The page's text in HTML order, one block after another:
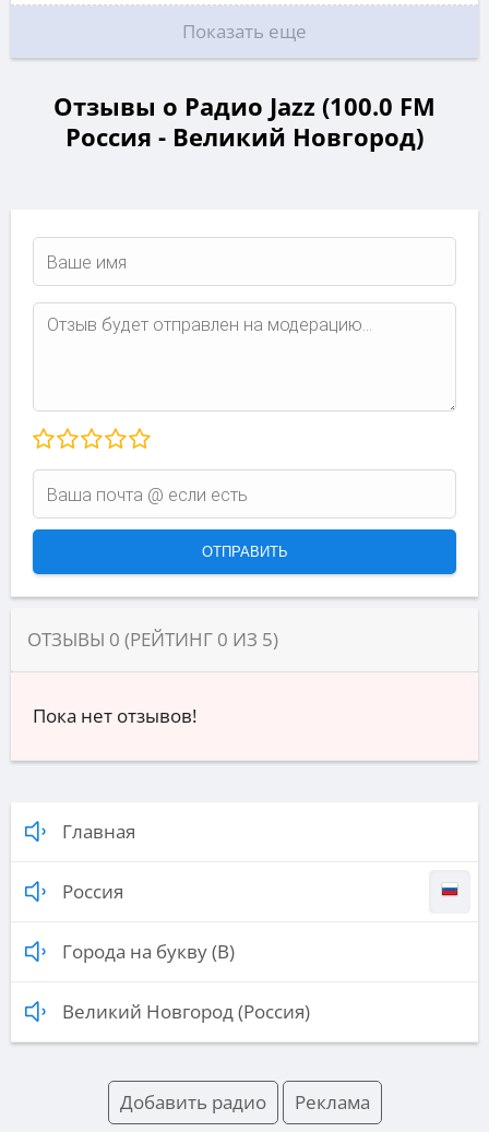
Показать еще
Отзывы о Радио Jazz (100.0 FM
Россия - Великий Новгород)
ОТЗЫВЫ 0 (РЕЙТИНГ 0 ИЗ 5)
Пока нет отзывов!
Главная
Россия
Города на букву (В)
Великий Новгород (Россия)
Добавить радио Реклама